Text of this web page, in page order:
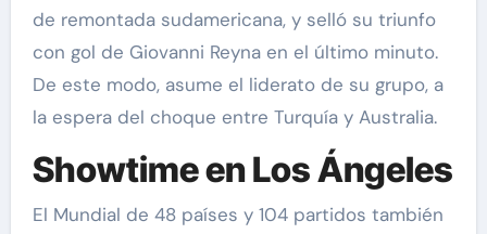
de remontada sudamericana, y selló su triunfo
con gol de Giovanni Reyna en el último minuto.
De este modo, asume el liderato de su grupo, a
la espera del choque entre Turquía y Australia.
Showtime en Los Ángeles
El Mundial de 48 países y 104 partidos también